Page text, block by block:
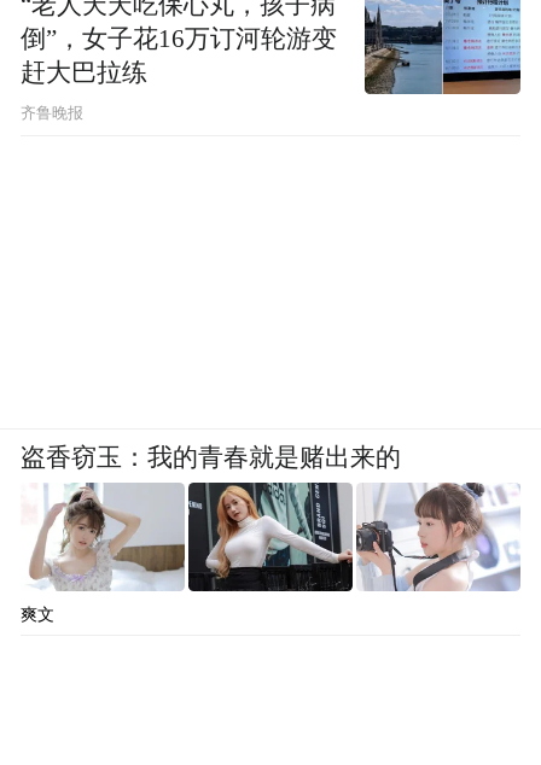
倒”，女子花16万订河轮游变
赶大巴拉练
齐鲁晚报
盗香窃玉：我的青春就是赌出来的
爽文